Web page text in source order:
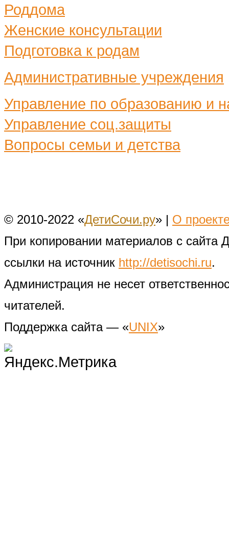
Роддома
Женские консультации
Подготовка к родам
Административные учреждения
Управление по образованию и
Управление соц.защиты
Вопросы семьи и детства
© 2010-2022 «ДетиСочи.ру» | О
При копировании материалов с сайта
ссылки на источник http://detisochi.ru.
Администрация не несет
читателей.
Поддержка сайта — «UNIX»